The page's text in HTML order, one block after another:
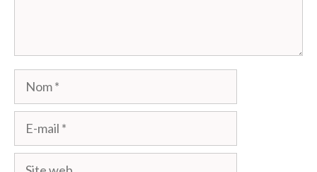
Nom
mail
Site